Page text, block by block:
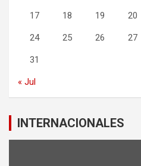
17 18 19 20
24 25 26 27
31
« Jul
INTERNACIONALES